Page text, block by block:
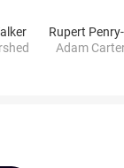
Adam